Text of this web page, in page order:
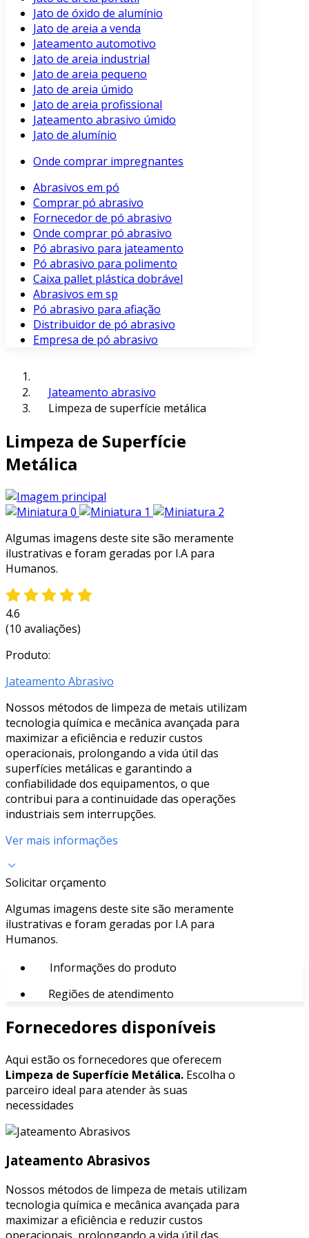
Jato de óxido de alumínio
Jato de areia a venda
Jateamento automotivo
Jato de areia industrial
Jato de areia pequeno
Jato de areia úmido
Jato de areia profissional
Jateamento abrasivo úmido
Jato de alumínio
Onde comprar impregnantes
Abrasivos em pó
Comprar pó abrasivo
Fornecedor de pó abrasivo
Onde comprar pó abrasivo
Pó abrasivo para jateamento
Pó abrasivo para polimento
Caixa pallet plástica dobrável
Abrasivos em sp
Pó abrasivo para afiação
Distribuidor de pó abrasivo
Empresa de pó abrasivo
Jateamento abrasivo
Limpeza de superfície metálica
Limpeza de Superfície
Metálica
Algumas imagens deste site são meramente
ilustrativas e foram geradas por I.A para
Humanos.
4.6
(10 avaliações)
Produto:
Jateamento Abrasivo
Nossos métodos de limpeza de metais utilizam
tecnologia química e mecânica avançada para
maximizar a eficiência e reduzir custos
operacionais, prolongando a vida útil das
superfícies metálicas e garantindo a
confiabilidade dos equipamentos, o que
contribui para a continuidade das operações
industriais sem interrupções.
Ver mais informações
Solicitar orçamento
Algumas imagens deste site são meramente
ilustrativas e foram geradas por I.A para
Humanos.
Informações do produto
Regiões de atendimento
Fornecedores disponíveis
Aqui estão os fornecedores que oferecem
Limpeza de Superfície Metálica. Escolha o
parceiro ideal para atender às suas
necessidades
Jateamento Abrasivos
Nossos métodos de limpeza de metais utilizam
tecnologia química e mecânica avançada para
maximizar a eficiência e reduzir custos